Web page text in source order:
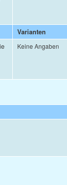
Varianten
Keine Angaben